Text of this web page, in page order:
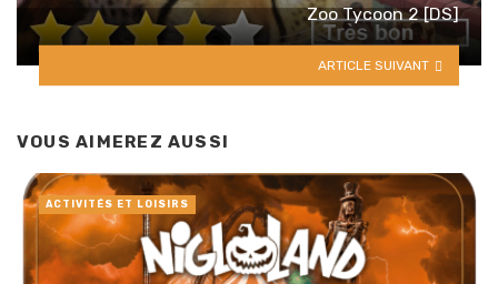
Zoo Tycoon 2 [DS]
ARTICLE SUIVANT
VOUS AIMEREZ AUSSI
ACTIVITÉS ET LOISIRS